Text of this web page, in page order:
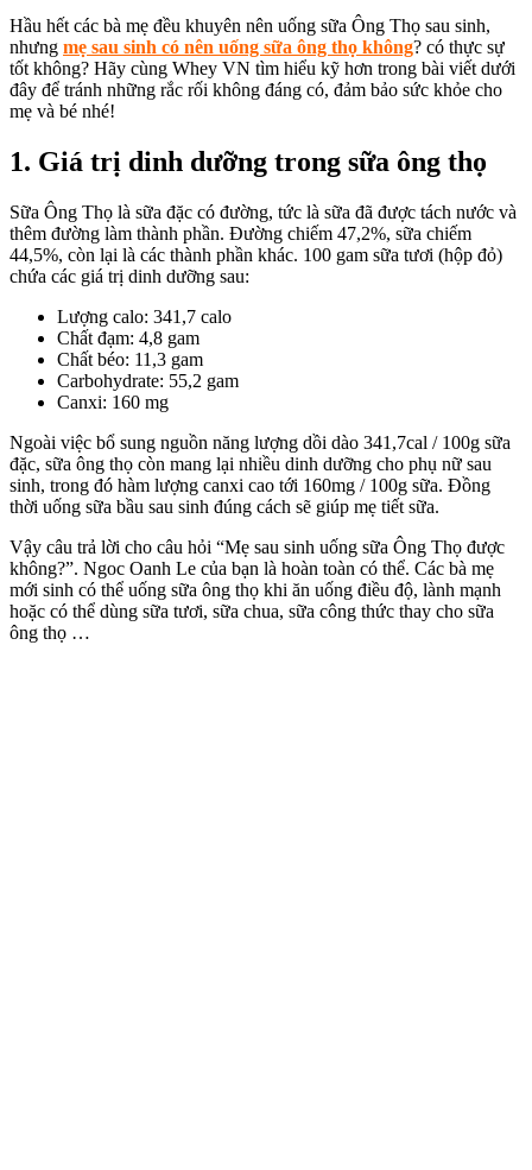
Hầu hết các bà mẹ đều khuyên nên uống sữa Ông Thọ sau sinh,
nhưng mẹ sau sinh có nên uống sữa ông thọ không? có thực sự
tốt không? Hãy cùng Whey VN tìm hiểu kỹ hơn trong bài viết dưới
đây để tránh những rắc rối không đáng có, đảm bảo sức khỏe cho
mẹ và bé nhé!
1. Giá trị dinh dưỡng trong sữa ông thọ
Sữa Ông Thọ là sữa đặc có đường, tức là sữa đã được tách nước và
thêm đường làm thành phần. Đường chiếm 47,2%, sữa chiếm
44,5%, còn lại là các thành phần khác. 100 gam sữa tươi (hộp đỏ)
chứa các giá trị dinh dưỡng sau:
Lượng calo: 341,7 calo
Chất đạm: 4,8 gam
Chất béo: 11,3 gam
Carbohydrate: 55,2 gam
Canxi: 160 mg
Ngoài việc bổ sung nguồn năng lượng dồi dào 341,7cal / 100g sữa
đặc, sữa ông thọ còn mang lại nhiều dinh dưỡng cho phụ nữ sau
sinh, trong đó hàm lượng canxi cao tới 160mg / 100g sữa. Đồng
thời uống sữa bầu sau sinh đúng cách sẽ giúp mẹ tiết sữa.
Vậy câu trả lời cho câu hỏi “Mẹ sau sinh uống sữa Ông Thọ được
không?”. Ngoc Oanh Le của bạn là hoàn toàn có thể. Các bà mẹ
mới sinh có thể uống sữa ông thọ khi ăn uống điều độ, lành mạnh
hoặc có thể dùng sữa tươi, sữa chua, sữa công thức thay cho sữa
ông thọ …